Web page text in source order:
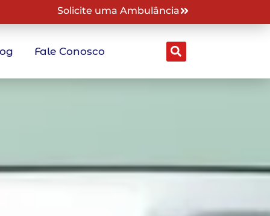
Solicite uma Ambulância
Fale Conosco